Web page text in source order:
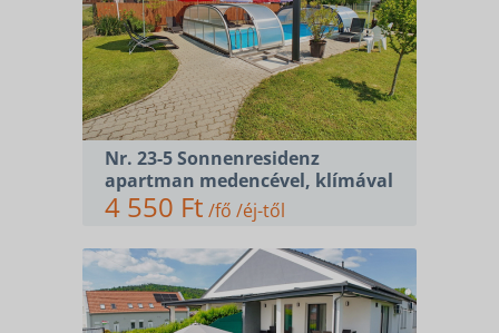
Nr. 23-5 Sonnenresidenz
apartman medencével, klímával
4 550 Ft /fő /éj-től